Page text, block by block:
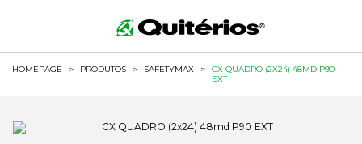
HOMEPAGE > PRODUTOS > SAFETYMAX >
CX QUADRO (2X24) 48MD P90
EXT